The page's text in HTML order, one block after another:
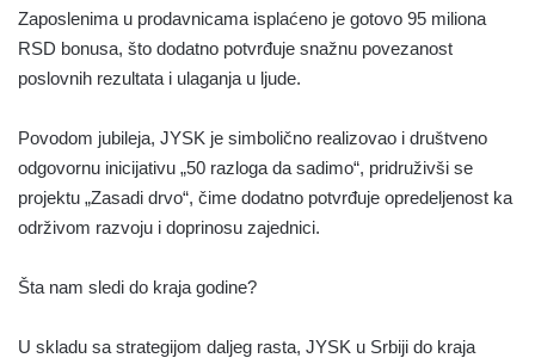
Zaposlenima u prodavnicama isplaćeno je gotovo 95 miliona
RSD bonusa, što dodatno potvrđuje snažnu povezanost
poslovnih rezultata i ulaganja u ljude.
Povodom jubileja, JYSK je simbolično realizovao i društveno
odgovornu inicijativu „50 razloga da sadimo“, pridruživši se
projektu „Zasadi drvo“, čime dodatno potvrđuje opredeljenost ka
održivom razvoju i doprinosu zajednici.
Šta nam sledi do kraja godine?
U skladu sa strategijom daljeg rasta, JYSK u Srbiji do kraja